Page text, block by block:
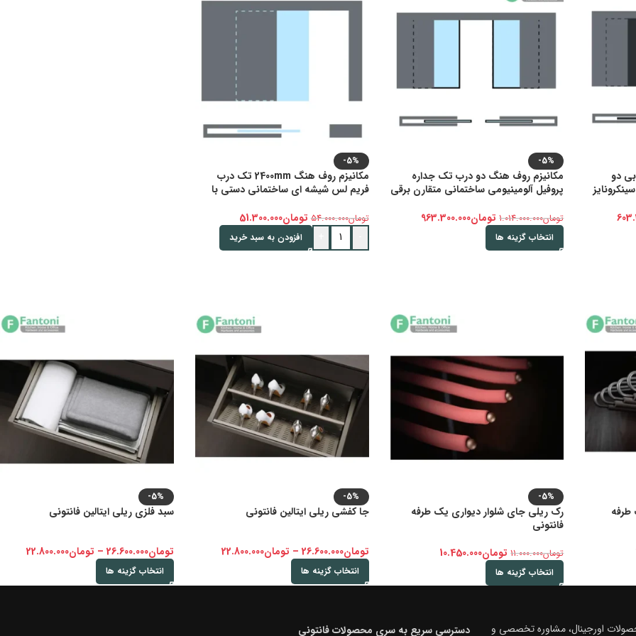
دو
-5%
مکانیزم روف هنگ دو درب تک جداره
پروفیل آلومینیومی ساختمانی متقارن برقی
تومان1.014.000.000 تومان963.300.000
انتخاب گزینه ها
-5%
مکانیزم روف هنگ 2400mm تک درب
فریم لس شیشه ای ساختمانی دستی با
تومان54.000.000 تومان51.300.000
افزودن به سبد خرید
-5%
رک ریلی جای شلوار دیواری یک طرفه
فانتونی
تومان11.000.000 تومان10.450.000
انتخاب گزینه ها
-5%
جا کفشی ریلی ایتالین فانتونی
تومان26.600.000
– تومان22.800.000
انتخاب گزینه ها
-5%
سبد فلزی ریلی ایتالین فانتونی
تومان26.600.000
– تومان22.800.000
انتخاب گزینه ها
اورجینال، مشاوره تخصصی و دسترسی سریع به سری محصولات فانتونی